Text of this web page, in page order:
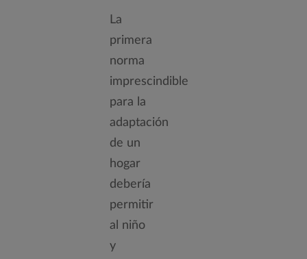
La
primera
norma
imprescindible
para la
adaptación
de un
hogar
debería
permitir
al niño
y